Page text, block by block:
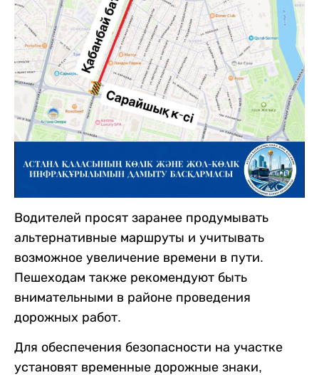
Водителей просят заранее продумывать
альтернативные маршруты и учитывать
возможное увеличение времени в пути.
Пешеходам также рекомендуют быть
внимательными в районе проведения
дорожных работ.
Для обеспечения безопасности на участке
установят временные дорожные знаки,